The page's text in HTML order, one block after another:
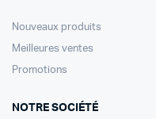
Nouveaux produits
Meilleures ventes
Promotions
NOTRE SOCIÉTÉ